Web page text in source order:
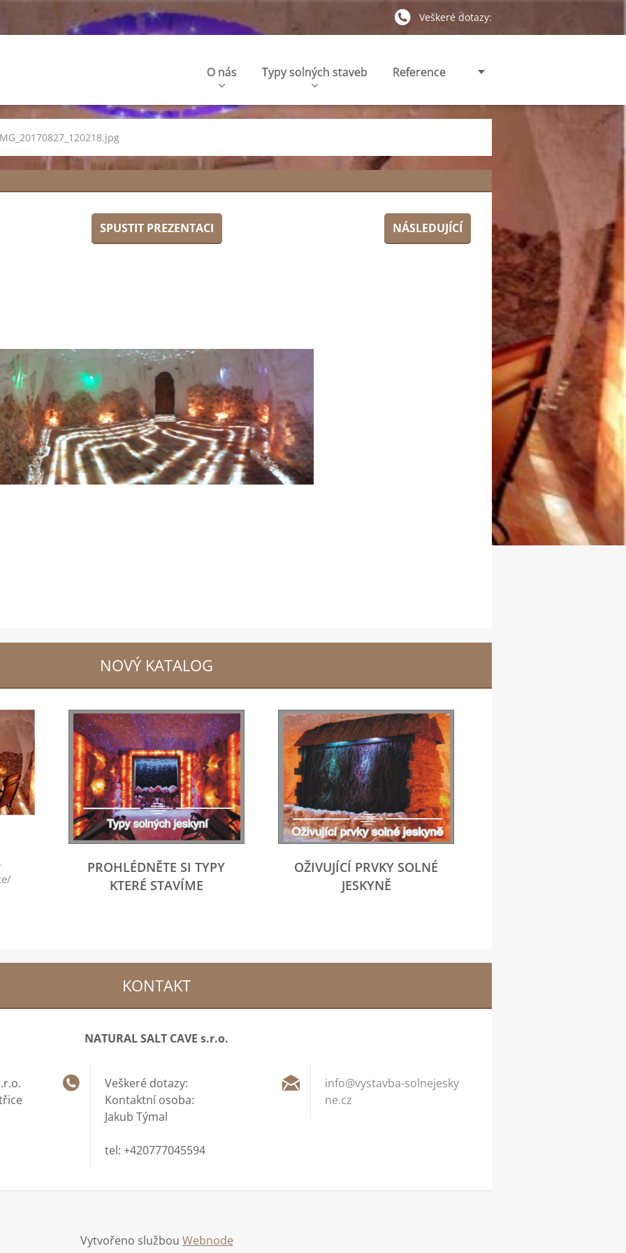
Veškeré dotazy:
O nás Typy solných staveb Reference
SPUSTIT PREZENTACI NÁSLEDUJÍCÍ
NOVÝ KATALOG
PROHLÉDNĚTE SI TYPY
KTERÉ STAVÍME
OŽIVUJÍCÍ PRVKY SOLNÉ
JESKYNĚ
KONTAKT
NATURAL SALT CAVE s.r.o.
Veškeré dotazy:
Kontaktní osoba:
Jakub Týmal
tel: +420777045594
info@vystavba-solnejesky
ne.cz
Vytvořeno službou Webnode